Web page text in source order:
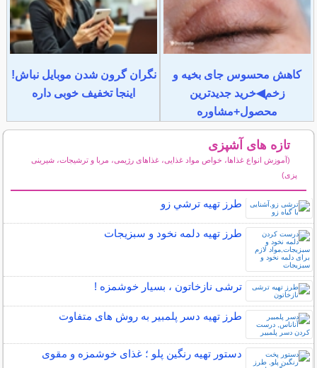
کاهش محسوس جای بخیه و
زخم◀خرید جدیدترین
محصول+مشاوره
نگران گرون شدن موبایل نباش!
اینجا تخفیف خوبی داره
تازه های آشپزی
(آموزش انواع غذاها، خواص مواد غذایی، غذاهای رژیمی، مربا و ترشیجات، شیرینی
پزی)
طرز تهیه ترشي زو
طرز تهیه دلمه نخود و سبزیجات
ترشی نازخاتون ، بسیار خوشمزه !
طرز تهیه دسر پلمبیر به روش های متفاوت
دستور تهیه رنگین پلو ؛ غذای خوشمزه و مقوی